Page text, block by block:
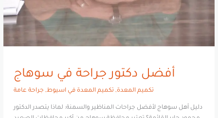
أفضل دكتور جراحة في سوهاج
تكميم المعدة, تكميم المعدة في اسيوط, جراحة عامة
دليل أهل سوهاج لأفضل جراحات المناظير والسمنة: لماذا يتصدر الدكتور